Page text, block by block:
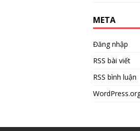
META
Đăng nhập
RSS bài viết
RSS bình luận